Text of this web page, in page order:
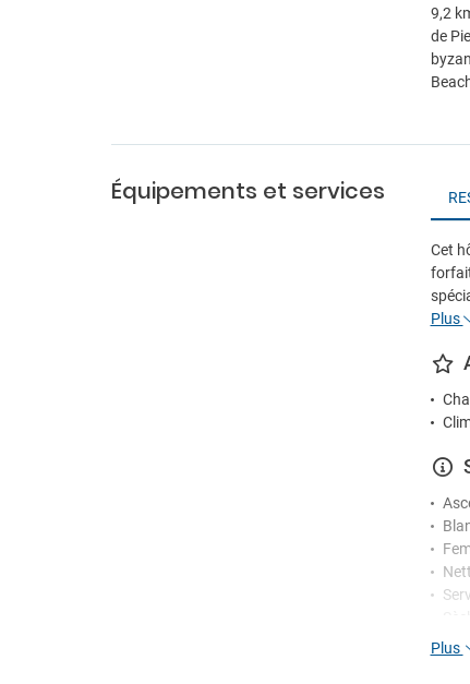
9,2
de
Équipements et services
Cet
Plus
Plus